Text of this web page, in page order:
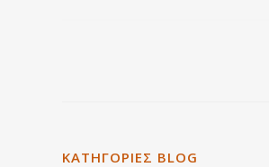
ΚΑΤΗΓΟΡΙΕΣ BLOG